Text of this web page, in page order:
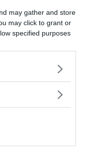
may gather and store
may click to grant or
specified purposes